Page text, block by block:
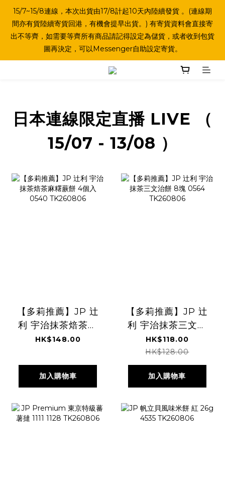
15/7~15/8連線，本次出貨由17/8計起10天內陸續發貨 。(連線期
間亦有貨陸續寄貨回港，有機會提早出貨。) 有寄貨資料會直接寄
出不等齊，如需要等齊所有商品請記得設定為儲貨，或者收到包貨
圖再決定，可以Messenger自助設定寄貨。
日本連線限定直播 LIVE （
15/07 - 13/08 ）
【多莉推薦】JP 辻
利 宇治抹茶焙茶麻
糬蕨餅 4個入
HK$148.00
加入購物車
【多莉推薦】JP 辻
利 宇治抹茶三文治
餅 8塊 0564
TK260806
HK$118.00
HK$128.00
加入購物車